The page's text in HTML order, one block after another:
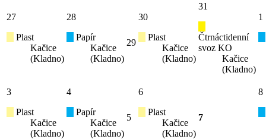
27
Plast
Kačice
(Kladno)
28
Papír
Kačice
(Kladno)
29
30
Plast
Kačice
(Kladno)
31
Čtrnáctidenní
svoz KO
Kačice
(Kladno)
1
3
Plast
Kačice
(Kladno)
4
Papír
Kačice
(Kladno)
5
6
Plast
Kačice
(Kladno)
7
8